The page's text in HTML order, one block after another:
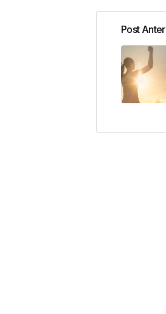
Tu
con
Comentario
Post